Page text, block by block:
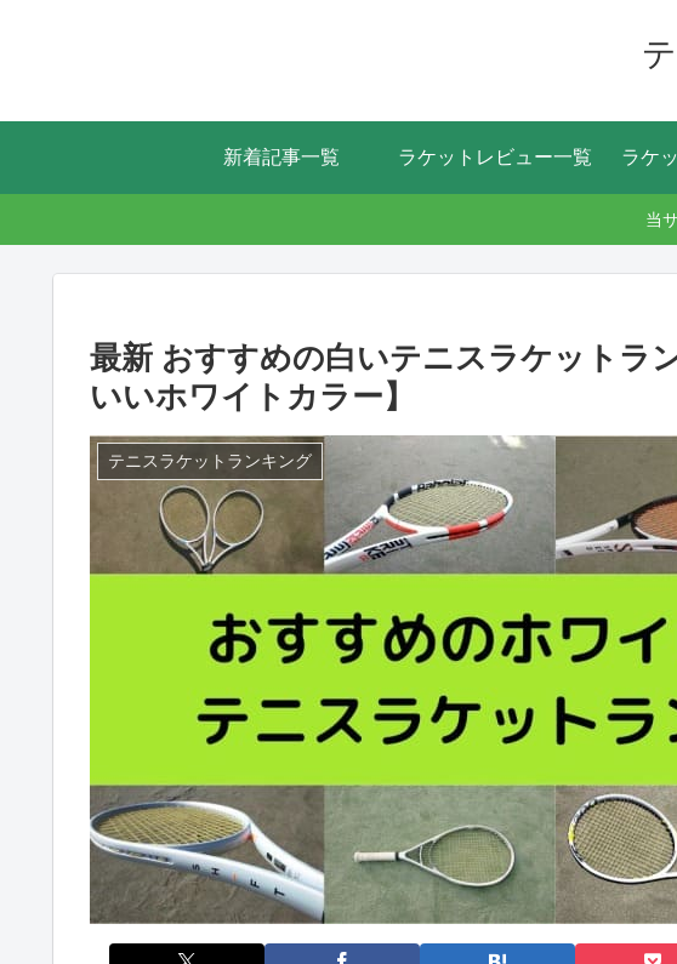
新着記事一覧 ラケットレビュー一覧 ラケ
当
最新 おすすめの白いテニスラケットラ
いいホワイトカラー】
テニスラケットランキング